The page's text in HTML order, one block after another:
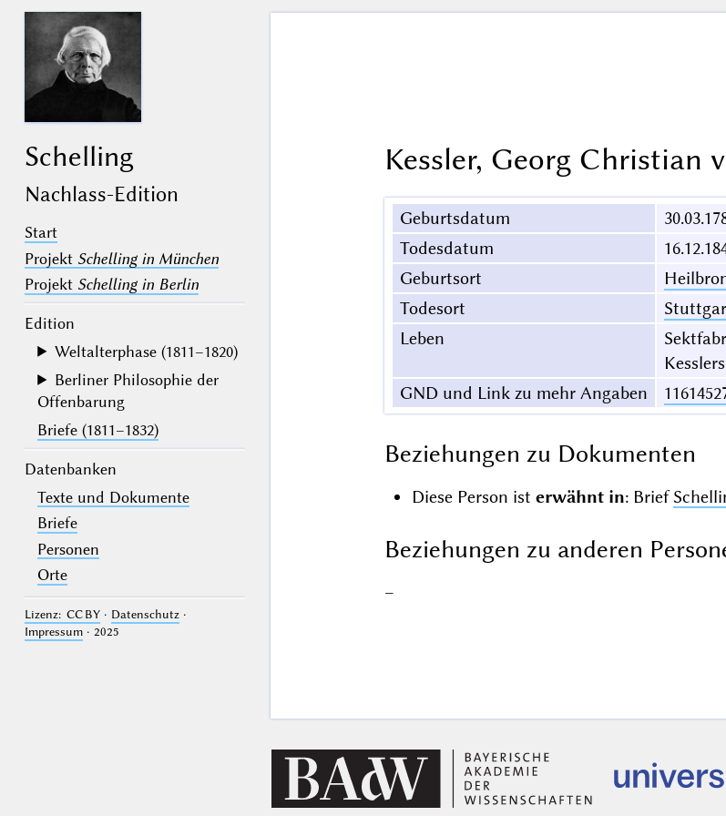
Schelling
Nachlass-Edition
Start
Projekt Schelling in München
Projekt Schelling in Berlin
Edition
Weltalterphase (1811–1820)
Berliner Philosophie der
Offenbarung
Briefe (1811–1832)
Datenbanken
Texte und Dokumente
Briefe
Personen
Orte
Lizenz: CC BY· Datenschutz·
Impressum· 2025
Kessler, Georg Christian
Geburtsdatum
Todesdatum
Geburtsort
Todesort
Leben
Kesslers
GND und Link zu mehr Angaben
Beziehungen zu Dokumenten
Diese Person ist erwähnt in: Brief
Beziehungen zu anderen
–